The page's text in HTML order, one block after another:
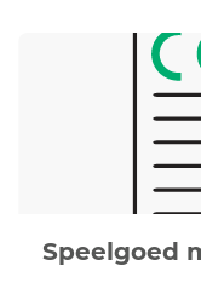
Speelgoed